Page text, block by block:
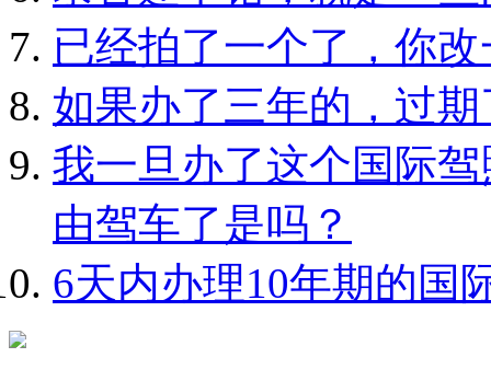
已经拍了一个了，你
如果办了三年的，过
我一旦办了这个国际
由驾车了是吗？
6天内办理10年期的国